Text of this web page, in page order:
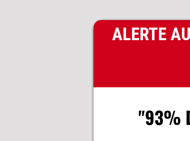
ALERTE
"93%